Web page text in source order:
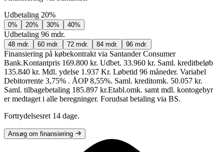
Udbetaling 20%
0% 20% 30% 40%
Udbetaling 96 mdr.
48 mdr. 60 mdr. 72 mdr. 84 mdr. 96 mdr.
Finansiering på købekontrakt via Santander Consumer
Bank.Kontantpris 169.800 kr. Udbet. 33.960 kr. Saml. kreditbeløb
135.840 kr. Mdl. ydelse 1.937 Kr. Løbetid 96 måneder. Variabel
Debitorrente 3,75% . ÅOP 8,55%. Saml. kreditomk. 50.057 kr.
Saml. tilbagebetaling 185.897 kr.Etabl.omk. samt mdl. kontogebyr
er medtaget i alle beregninger. Forudsat betaling via BS.
Fortrydelsesret 14 dage.
Ansøg om finansiering